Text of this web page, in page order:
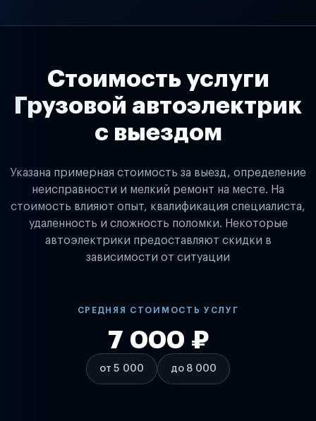
Стоимость услуги
Грузовой автоэлектрик
с выездом
Указана примерная стоимость за выезд, определение
неисправности и мелкий ремонт на месте. На
стоимость влияют опыт, квалификация специалиста,
удаленность и сложность поломки. Некоторые
автоэлектрики предоставляют скидки в
зависимости от ситуации
СРЕДНЯЯ СТОИМОСТЬ УСЛУГ
от 5 000
7 000 ₽
до 8 000